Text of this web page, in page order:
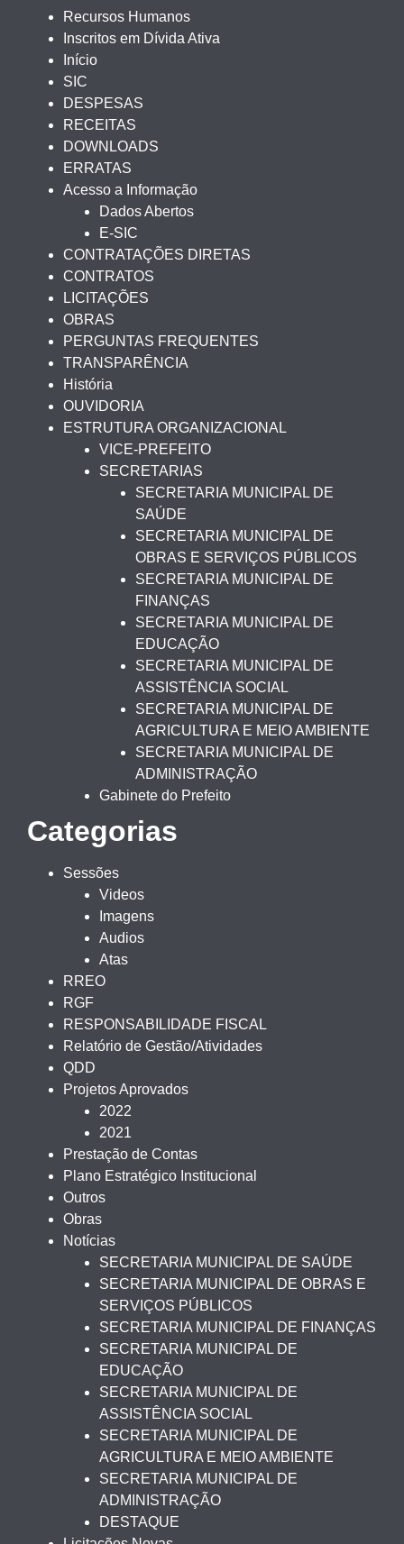
Recursos Humanos
Inscritos em Dívida Ativa
Início
SIC
DESPESAS
RECEITAS
DOWNLOADS
ERRATAS
Acesso a Informação
Dados Abertos
E-SIC
CONTRATAÇÕES DIRETAS
CONTRATOS
LICITAÇÕES
OBRAS
PERGUNTAS FREQUENTES
TRANSPARÊNCIA
História
OUVIDORIA
ESTRUTURA ORGANIZACIONAL
VICE-PREFEITO
SECRETARIAS
SECRETARIA MUNICIPAL DE
SAÚDE
SECRETARIA MUNICIPAL DE
OBRAS E SERVIÇOS PÚBLICOS
SECRETARIA MUNICIPAL DE
FINANÇAS
SECRETARIA MUNICIPAL DE
EDUCAÇÃO
SECRETARIA MUNICIPAL DE
ASSISTÊNCIA SOCIAL
SECRETARIA MUNICIPAL DE
AGRICULTURA E MEIO AMBIENTE
SECRETARIA MUNICIPAL DE
ADMINISTRAÇÃO
Gabinete do Prefeito
Categorias
Sessões
Videos
Imagens
Audios
Atas
RREO
RGF
RESPONSABILIDADE FISCAL
Relatório de Gestão/Atividades
QDD
Projetos Aprovados
2022
2021
Prestação de Contas
Plano Estratégico Institucional
Outros
Obras
Notícias
SECRETARIA MUNICIPAL DE SAÚDE
SECRETARIA MUNICIPAL DE OBRAS E
SERVIÇOS PÚBLICOS
SECRETARIA MUNICIPAL DE FINANÇAS
SECRETARIA MUNICIPAL DE
EDUCAÇÃO
SECRETARIA MUNICIPAL DE
ASSISTÊNCIA SOCIAL
SECRETARIA MUNICIPAL DE
AGRICULTURA E MEIO AMBIENTE
SECRETARIA MUNICIPAL DE
ADMINISTRAÇÃO
DESTAQUE